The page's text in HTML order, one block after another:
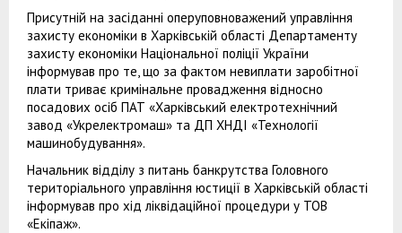
Присутній на засіданні оперуповноважений управління
захисту економіки в Харківській області Департаменту
захисту економіки Національної поліції України
інформував про те, що за фактом невиплати заробітної
плати триває кримінальне провадження відносно
посадових осіб ПАТ «Харківський електротехнічний
завод «Укрелектромаш» та ДП ХНДІ «Технології
машинобудування».
Начальник відділу з питань банкрутства Головного
територіального управління юстиції в Харківській області
інформував про хід ліквідаційної процедури у ТОВ
«Екіпаж».